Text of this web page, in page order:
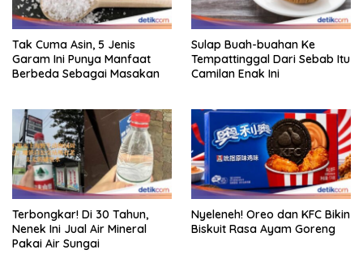
Tak Cuma Asin, 5 Jenis
Garam Ini Punya Manfaat
Berbeda Sebagai Masakan
Sulap Buah-buahan Ke
Tempattinggal Dari Sebab Itu
Camilan Enak Ini
Terbongkar! Di 30 Tahun,
Nenek Ini Jual Air Mineral
Pakai Air Sungai
Nyeleneh! Oreo dan KFC Bikin
Biskuit Rasa Ayam Goreng